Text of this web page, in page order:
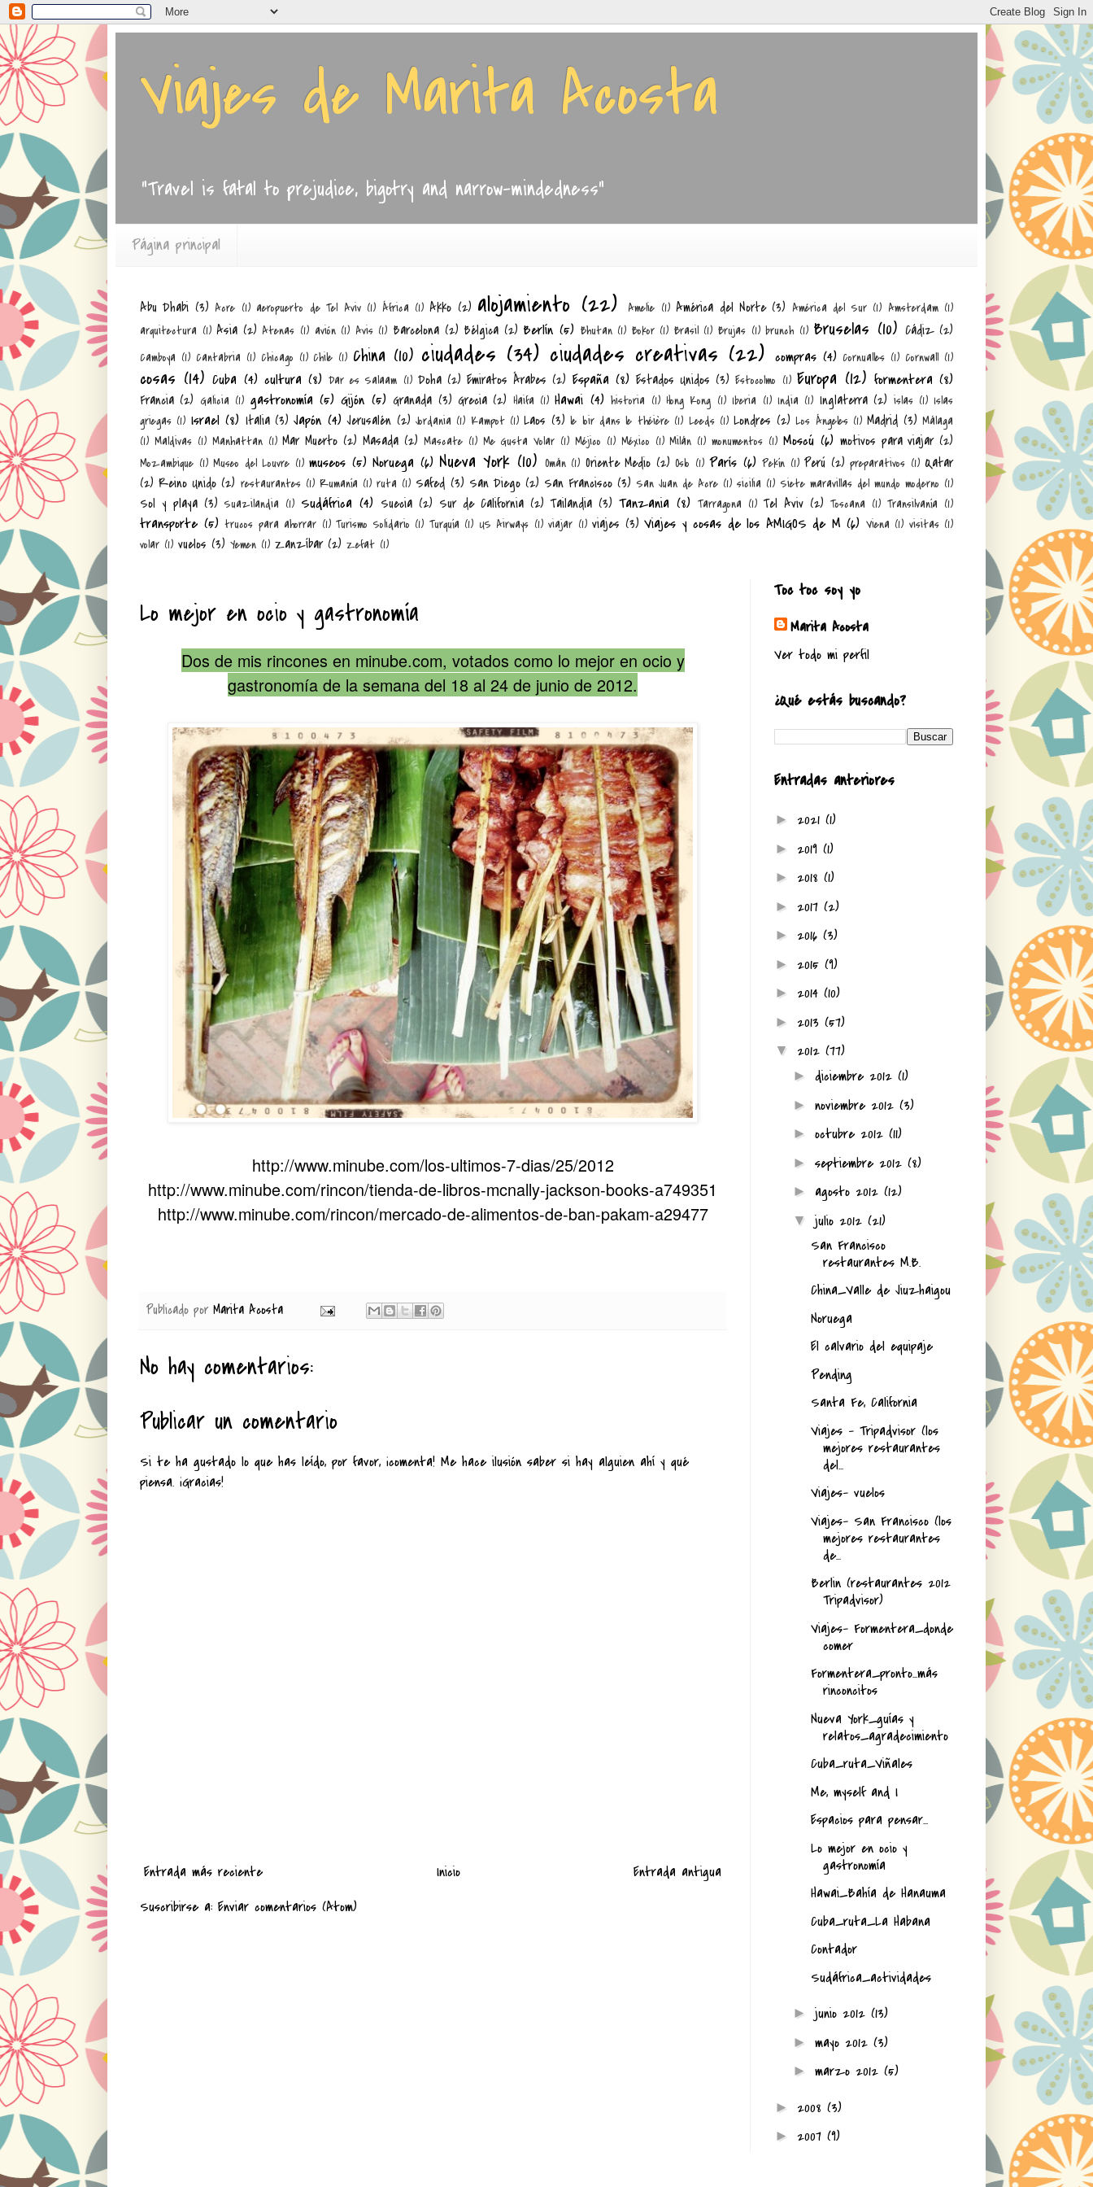
Viajes de Marita Acosta
"Travel is fatal to prejudice, bigotry and narrow-mindedness"
Página principal
Abu Dhabi (3) Acre (1) aeropuerto de Tel Aviv (1) África (1) Akko (2) alojamiento (22) Amelie (1) América del Norte (3) América del Sur (1) Amsterdam (1)
arquitectura (1) Asia (2) Atenas (1) avión (1) Avis (1) Barcelona (2) Bélgica (2) Berlín (5) Bhutan (1) Bokor (1) Brasil (1) Brujas (1) brunch (1) Bruselas (10) Cádiz (2)
Camboya (1) Cantabria (1) Chicago (1) Chile (1) China (10) ciudades (34) ciudades creativas (22) compras (4) Cornualles (1) Cornwall (1)
cosas (14) Cuba (4) cultura (8) Dar es Salaam (1) Doha (2) Emiratos Árabes (2) España (8) Estados Unidos (3) Estocolmo (1) Europa (12) formentera (8)
Francia (2) Galicia (1) gastronomía (5) Gijón (5) Granada (3) Grecia (2) Haifa (1) Hawai (4) historia (1) Hong Kong (1) Iberia (1) India (1) Inglaterra (2) islas (1) Islas
griegas (1) Israel (8) Italia (3) Japón (4) Jerusalén (2) Jordania (1) Kampot (1) Laos (3) le loir dans le théière (1) Leeds (1) Londres (2) Los Ángeles (1) Madrid (3) Málaga
(1) Maldivas (1) Manhattan (1) Mar Muerto (2) Masada (2) Mascate (1) Me Gusta Volar (1) Méjico (1) México (1) Milán (1) monumentos (1) Moscú (6) motivos para viajar (2)
Mozambique (1) Museo del Louvre (1) museos (5) Noruega (6) Nueva York (10) Omán (1) Oriente Medio (2) Oslo (1) París (6) Pekín (1) Perú (2) preparativos (1) Qatar
(2) Reino Unido (2) restaurantes (1) Rumanía (1) ruta (1) Safed (3) San Diego (2) San Francisco (3) San Juan de Acre (1) sicilia (1) Siete maravillas del mundo moderno (1)
Sol y playa (3) Suazilandia (1) Sudáfrica (4) Suecia (2) Sur de California (2) Tailandia (3) Tanzania (8) Tarragona (1) Tel Aviv (2) Toscana (1) Transilvanía (1)
transporte (5) trucos para ahorrar (1) Turismo Solidario (1) Turquía (1) US Airways (1) viajar (1) viajes (3) Viajes y cosas de los AMIGOS de M (6) Viena (1) visitas (1)
volar (1) vuelos (3) Yemen (1) Zanzíbar (2) Zefat (1)
Lo mejor en ocio y gastronomía
Dos de mis rincones en minube.com, votados como lo mejor en ocio y
gastronomía de la semana del 18 al 24 de junio de 2012.
http://www.minube.com/los-ultimos-7-dias/25/2012
http://www.minube.com/rincon/tienda-de-libros-mcnally-jackson-books-a749351
http://www.minube.com/rincon/mercado-de-alimentos-de-ban-pakam-a29477
Publicado por Marita Acosta
No hay comentarios:
Publicar un comentario
Si te ha gustado lo que has leído, por favor, ¡comenta! Me hace ilusión saber si hay alguien ahí y qué
piensa. ¡Gracias!
Entrada más reciente Entrada antigua
Inicio
Suscribirse a: Enviar comentarios (Atom)
Toc toc soy yo
Marita Acosta
Ver todo mi perfil
¿Qué estás buscando?
Entradas anteriores
► 2021 (1)
► 2019 (1)
► 2018 (1)
► 2017 (2)
► 2016 (3)
► 2015 (9)
► 2014 (10)
► 2013 (57)
▼ 2012 (77)
► diciembre 2012 (1)
► noviembre 2012 (3)
► octubre 2012 (11)
► septiembre 2012 (8)
► agosto 2012 (12)
▼ julio 2012 (21)
San Francisco
restaurantes M.B.
China_Valle de Jiuzhaigou
Noruega
El calvario del equipaje
Pending
Santa Fe, California
Viajes - Tripadvisor (los
mejores restaurantes
del...
Viajes- vuelos
Viajes- San Francisco (los
mejores restaurantes
de...
Berlin (restaurantes 2012
Tripadvisor)
Viajes- Formentera_donde
comer
Formentera_pronto...más
rinconcitos
Nueva York_guías y
relatos_agradecimiento
Cuba_ruta_Viñales
Me, myself and I
Espacios para pensar...
Lo mejor en ocio y
gastronomía
Hawai_Bahía de Hanauma
Cuba_ruta_La Habana
Contador
Sudáfrica_actividades
► junio 2012 (13)
► mayo 2012 (3)
► marzo 2012 (5)
► 2008 (3)
► 2007 (9)